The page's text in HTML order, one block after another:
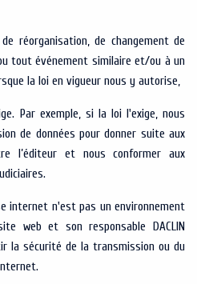
réorganisation, de changement de
tout événement similaire et/ou à un
la loi en vigueur nous y autorise,
Par exemple, si la loi l'exige, nous
de données pour donner suite aux
l’éditeur et nous conformer aux
internet n'est pas un environnement
web et son responsable DACLIN
la sécurité de la transmission ou du